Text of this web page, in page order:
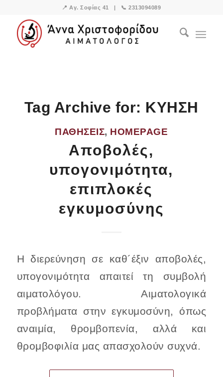
📍 Αγ. Σοφίας 41 | 📞2313094089
Tag Archive for: ΚΥΗΣΗ
ΠΑΘΉΣΕΙΣ, HOMEPAGE
Αποβολές,
υπογονιμότητα,
επιπλοκές
εγκυμοσύνης
Η διερεύνηση σε καθ´έξιν αποβολές,
υπογονιμότητα απαιτεί τη συμβολή
αιματολόγου. Αιματολογικά
προβλήματα στην εγκυμοσύνη, όπως
αναιμία, θρομβοπενία, αλλά και
θρομβοφιλία μας απασχολούν συχνά.